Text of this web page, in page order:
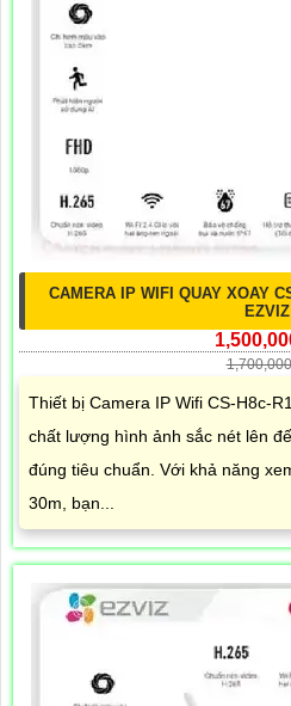
CAMERA IP WIFI QUAY XOAY
EZVIZ
Thiết bị Camera IP Wifi CS-H8c-
chất lượng hình ảnh sắc nét lên
đúng tiêu chuẩn. Với khả năng
30m, bạn...